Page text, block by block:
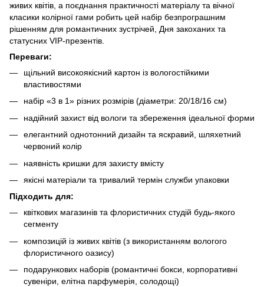
живих квітів, а поєднання практичності матеріалу та вічної
класики колірної гами робить цей набір безпрограшним
рішенням для романтичних зустрічей, Дня закоханих та
статусних VIP-презентів.
Переваги:
щільний високоякісний картон із вологостійкими
властивостями
набір «3 в 1» різних розмірів (діаметри: 20/18/16 см)
надійний захист від вологи та збереження ідеальної форми
елегантний однотонний дизайн та яскравий, шляхетний
червоний колір
наявність кришки для захисту вмісту
якісні матеріали та тривалий термін служби упаковки
Підходить для:
квіткових магазинів та флористичних студій будь-якого
сегменту
композицій із живих квітів (з використанням вологого
флористичного оазису)
подарункових наборів (романтичні бокси, корпоративні
сувеніри, елітна парфумерія, солодощі)